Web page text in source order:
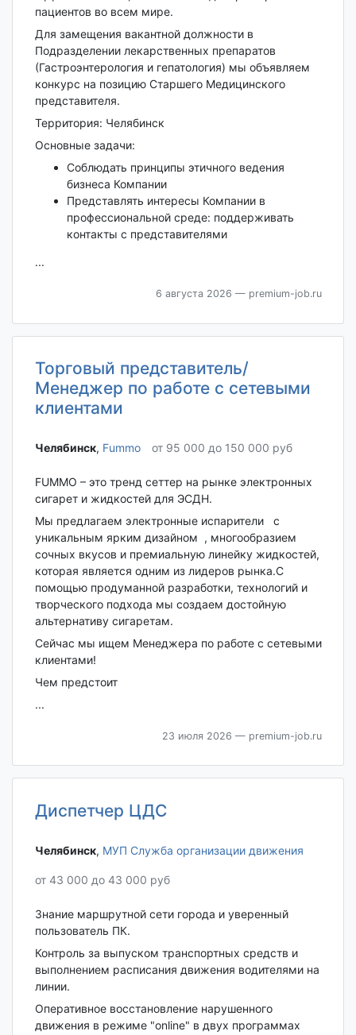
пациентов во всем мире.
Для замещения вакантной должности в
Подразделении лекарственных препаратов
(Гастроэнтерология и гепатология) мы объявляем
конкурс на позицию Старшего Медицинского
представителя.
Территория: Челябинск
Основные задачи:
Соблюдать принципы этичного ведения
бизнеса Компании
Представлять интересы Компании в
профессиональной среде: поддерживать
контакты с представителями
...
6 августа 2026 — premium-job.ru
Торговый представитель/
Менеджер по работе с сетевыми
клиентами
Челябинск‎, Fummo от 95 000 до 150 000 руб
FUMMO – это тренд сеттер на рынке электронных
сигарет и жидкостей для ЭСДН.
Мы предлагаем электронные испарители с
уникальным ярким дизайном , многообразием
сочных вкусов и премиальную линейку жидкостей,
которая является одним из лидеров рынка.С
помощью продуманной разработки, технологий и
творческого подхода мы создаем достойную
альтернативу сигаретам.
Сейчас мы ищем Менеджера по работе с сетевыми
клиентами!
Чем предстоит
...
23 июля 2026 — premium-job.ru
Диспетчер ЦДС
Челябинск‎, МУП Служба организации движения
от 43 000 до 43 000 руб
Знание маршрутной сети города и уверенный
пользователь ПК.
Контроль за выпуском транспортных средств и
выполнением расписания движения водителями на
линии.
Оперативное восстановление нарушенного
движения в режиме "online" в двух программах